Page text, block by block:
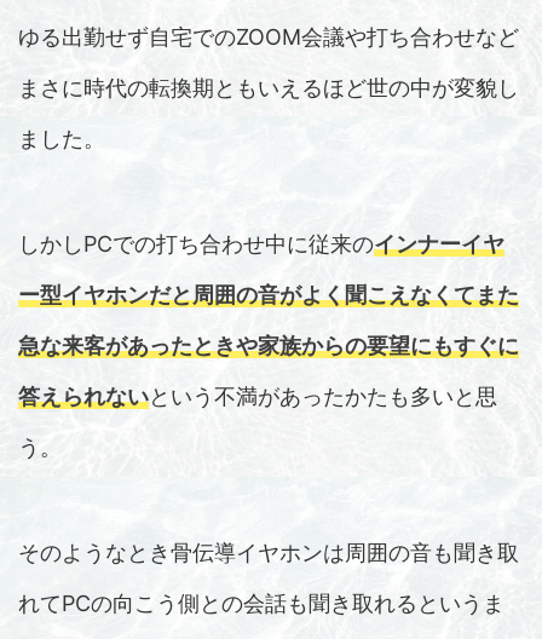
ゆる出勤せず自宅でのZOOM会議や打ち合わせなど
まさに時代の転換期ともいえるほど世の中が変貌し
ました。
しかしPCでの打ち合わせ中に従来のインナーイヤ
ー型イヤホンだと周囲の音がよく聞こえなくてまた
急な来客があったときや家族からの要望にもすぐに
答えられないという不満があったかたも多いと思
う。
そのようなとき骨伝導イヤホンは周囲の音も聞き取
れてPCの向こう側との会話も聞き取れるというま